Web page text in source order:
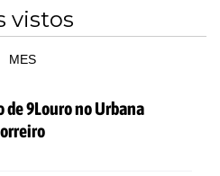
vistos
MES
de 9Louro no Urbana